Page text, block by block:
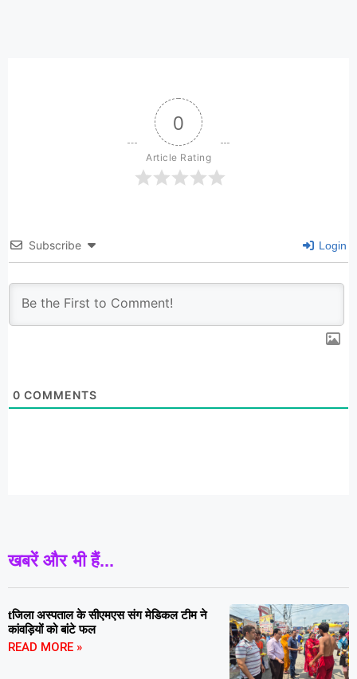
0
Article Rating
Subscribe Login
0 COMMENTS
खबरें और भी हैं...
tजिला अस्पताल के सीएमएस संग मेडिकल टीम ने
कांवड़ियों को बांटे फल
READ MORE »